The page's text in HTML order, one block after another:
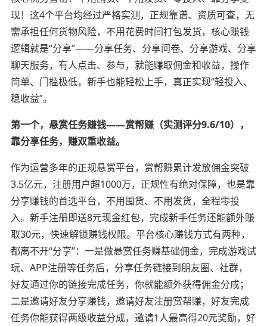
现！这4个平台均经过严格实测，正规靠谱、资质可查，无
需承担任何货物风险，不用花费时间打包发货，核心赚钱
逻辑就是“分享”——分享任务、分享问卷、分享游戏、分享
聊天服务，有人点击、参与，就能赚取佣金和收益，操作
简单、门槛极低，新手也能轻松上手，真正实现“轻投入、
稳收益”。
第一个，悬赏任务赚钱——赏帮赚（实测评分9.6/10），
靠分享任务，赚双重收益。
作为运营多年的正规悬赏平台，赏帮赚累计发放佣金突破
3.5亿元，注册用户超1000万，正规性有绝对保障，也是靠
分享赚钱的首选平台，不用囤货、不用发货，全程零投
入。新手注册即送8元现金红包，完成新手任务还能额外赚
取30元，快速解锁赚钱权限。平台核心赚钱方式有两种，
都离不开“分享”：一是做悬赏任务赚基础佣金，完成游戏试
玩、APP注册等任务后，分享任务链接到朋友圈、社群，
好友通过你的链接完成任务，你就能额外获得佣金分成；
二是邀请好友分享赚钱，邀请好友注册赏帮赚，好友完成
任务你能获得两级收益分成，邀请1人最高得20元奖励，好